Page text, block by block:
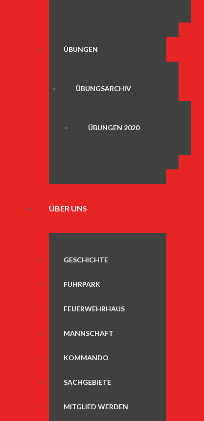
ÜBUNGEN
ÜBUNGSARCHIV
ÜBUNGEN 2020
ÜBER UNS
GESCHICHTE
FUHRPARK
FEUERWEHRHAUS
MANNSCHAFT
KOMMANDO
SACHGEBIETE
MITGLIED WERDEN